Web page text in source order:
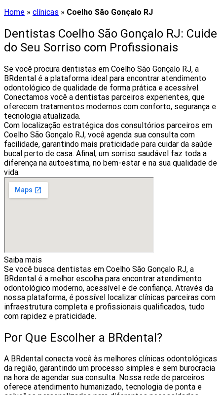
Home » clínicas » Coelho São Gonçalo RJ
Dentistas Coelho São Gonçalo RJ: Cuide
do Seu Sorriso com Profissionais
Se você procura dentistas em Coelho São Gonçalo RJ, a
BRdental é a plataforma ideal para encontrar atendimento
odontológico de qualidade de forma prática e acessível.
Conectamos você a dentistas parceiros experientes, que
oferecem tratamentos modernos com conforto, segurança e
tecnologia atualizada.
Com localização estratégica dos consultórios parceiros em
Coelho São Gonçalo RJ, você agenda sua consulta com
facilidade, garantindo mais praticidade para cuidar da saúde
bucal perto de casa. Afinal, um sorriso saudável faz toda a
diferença na autoestima, no bem-estar e na sua qualidade de
vida.
Saiba mais
Se você busca dentistas em Coelho São Gonçalo RJ, a
BRdental é a melhor escolha para encontrar atendimento
odontológico moderno, acessível e de confiança. Através da
nossa plataforma, é possível localizar clínicas parceiras com
infraestrutura completa e profissionais qualificados, tudo
com rapidez e praticidade.
Por Que Escolher a BRdental?
A BRdental conecta você às melhores clínicas odontológicas
da região, garantindo um processo simples e sem burocracia
na hora de agendar sua consulta. Nossa rede de parceiros
oferece atendimento humanizado, tecnologia de ponta e